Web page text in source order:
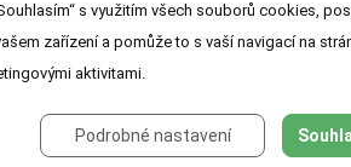
s využitím všech souborů cookies,
zařízení a pomůže to s vaší navigací na
aktivitami.
Podrobné nastavení